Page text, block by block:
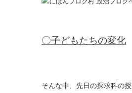
〇子どもたちの変化
そんな中、先日の探求科の授